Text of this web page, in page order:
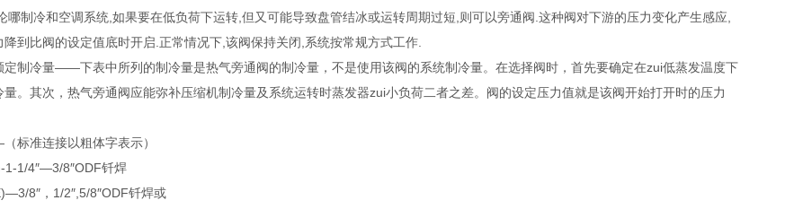
哪制冷和空调系统,如果要在低负荷下运转,但又可能导致盘管结冰或运转周期过短,则可以旁通阀.这种阀对下游的压力变化产生感应,
降到比阀的设定值底时开启.正常情况下,该阀保持关闭,系统按常规方式工作.
冷量——下表中所列的制冷量是热气旁通阀的制冷量，不是使用该阀的系统制冷量。在选择阀时，首先要确定在zui低蒸发温度下
量。其次，热气旁通阀应能弥补压缩机制冷量及系统运转时蒸发器zui小负荷二者之差。阀的设定压力值就是该阀开始打开时的压力
准连接以粗体字表示）
1/4″—3/8″ODF钎焊
8″，1/2″,5/8″ODF钎焊或